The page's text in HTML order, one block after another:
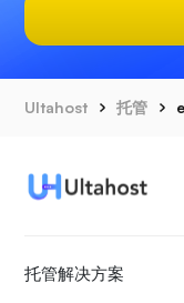
Ultahost 托管
托管解决方案